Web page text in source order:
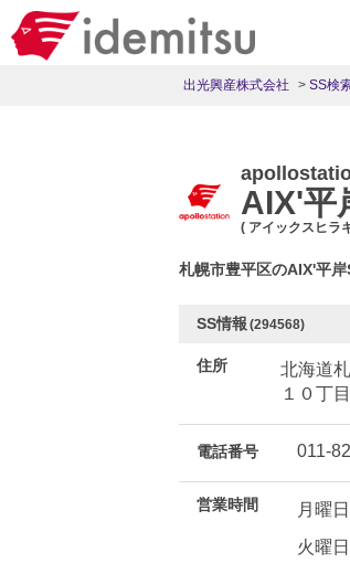
出光興産株式会社 SS検
AIX'平
( アイックスヒラ
札幌市豊平区のAIX'平岸
SS情報 (294568)
住所
北海道
１０丁目
電話番号 011-
営業時間 月曜日
火曜日